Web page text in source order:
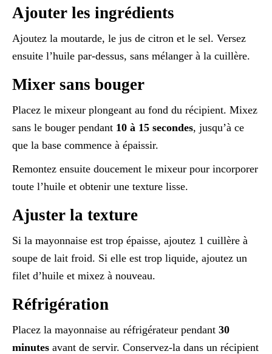
Ajouter les ingrédients
Ajoutez la moutarde, le jus de citron et le sel. Versez
ensuite l’huile par-dessus, sans mélanger à la cuillère.
Mixer sans bouger
Placez le mixeur plongeant au fond du récipient. Mixez
sans le bouger pendant 10 à 15 secondes, jusqu’à ce
que la base commence à épaissir.
Remontez ensuite doucement le mixeur pour incorporer
toute l’huile et obtenir une texture lisse.
Ajuster la texture
Si la mayonnaise est trop épaisse, ajoutez 1 cuillère à
soupe de lait froid. Si elle est trop liquide, ajoutez un
filet d’huile et mixez à nouveau.
Réfrigération
Placez la mayonnaise au réfrigérateur pendant 30
minutes avant de servir. Conservez-la dans un récipient